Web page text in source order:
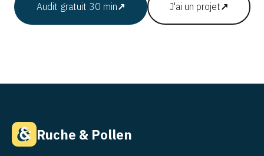
Audit gratuit 30 min↗ J'ai un projet↗
Ruche & Pollen